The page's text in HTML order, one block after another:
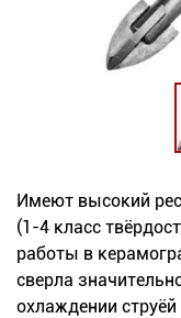
Оплата и
(831)
282-
01-
01
Имеют высокий
(1-4 класс
работы в
сверла
охлаждении